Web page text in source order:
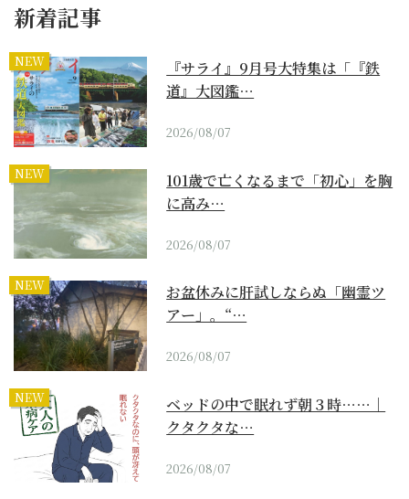
新着記事
NEW
『サライ』9月号大特集は「『鉄
道』大図鑑…
2026/08/07
NEW
101歳で亡くなるまで「初心」を胸
に高み…
2026/08/07
NEW
お盆休みに肝試しならぬ「幽霊ツ
アー」。“…
2026/08/07
NEW
ベッドの中で眠れず朝３時……｜
クタクタな…
2026/08/07